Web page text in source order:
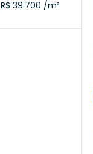
R$ 39.700 /m²